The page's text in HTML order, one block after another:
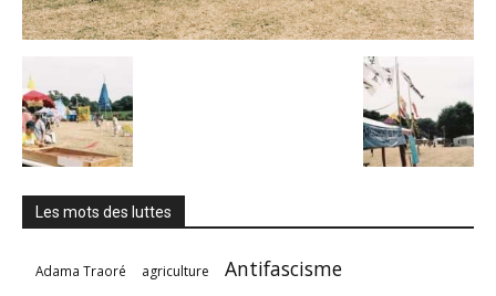
Les mots des luttes
Adama Traoré agriculture Antifascisme